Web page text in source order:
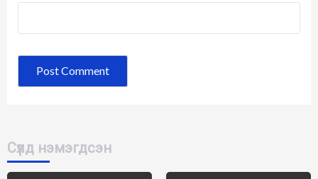
Сүүлд нэмэгдсэн